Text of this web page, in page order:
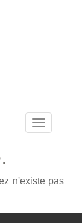
Toggle
navigation
n'existe pas